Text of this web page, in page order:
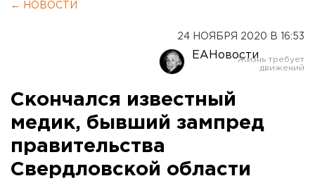
← НОВОСТИ
24 НОЯБРЯ 2020 В 16:53
ЕАНовости
Скончался известный
медик, бывший зампред
правительства
Свердловской области